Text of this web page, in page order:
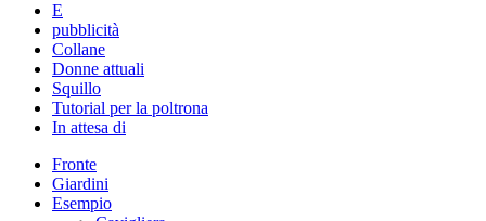
E
pubblicità
Collane
Donne attuali
Squillo
Tutorial per la poltrona
In attesa di
Fronte
Giardini
Esempio